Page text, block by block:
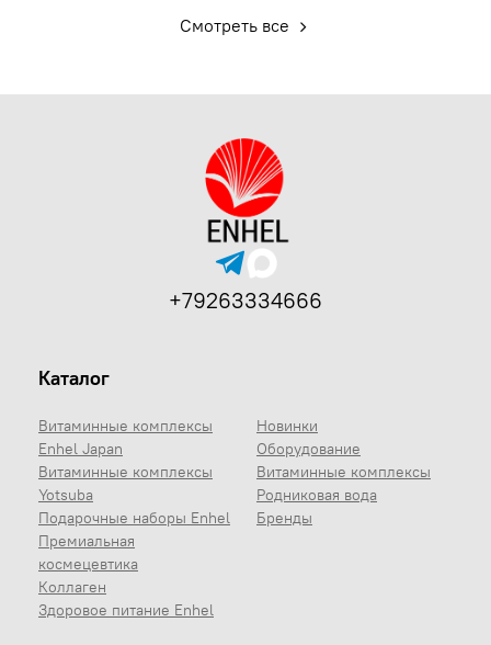
Смотреть все
Каталог
Витаминные комплексы
Enhel Japan
Витаминные комплексы
Yotsuba
Подарочные наборы Enhel
Премиальная
космецевтика
Коллаген
Здоровое питание Enhel
Новинки
Оборудование
Витаминные комплексы
Родниковая вода
Бренды
+79263334666